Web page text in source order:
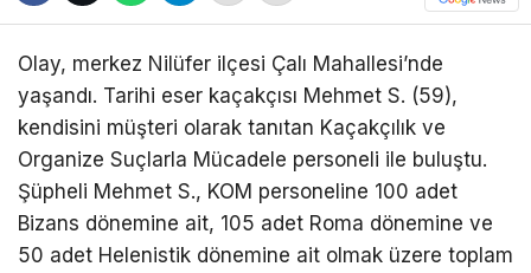
Olay, merkez Nilüfer ilçesi Çalı Mahallesi’nde
yaşandı. Tarihi eser kaçakçısı Mehmet S. (59),
kendisini müşteri olarak tanıtan Kaçakçılık ve
Organize Suçlarla Mücadele personeli ile buluştu.
Şüpheli Mehmet S., KOM personeline 100 adet
Bizans dönemine ait, 105 adet Roma dönemine ve
50 adet Helenistik dönemine ait olmak üzere toplam